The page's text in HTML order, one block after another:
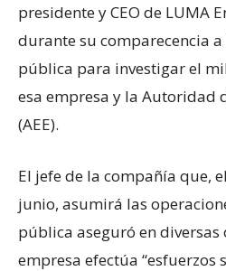
presidente y CEO de LUMA
durante su comparecencia
pública para investigar el
esa empresa y la Autoridad
(AEE).
El jefe de la compañía que,
junio, asumirá las
pública aseguró en diversas
empresa efectúa “esfuerzos